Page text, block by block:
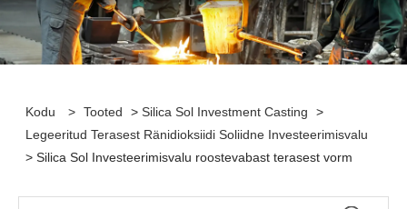
Kodu > Tooted >Silica Sol Investment Casting
>
Legeeritud Terasest Ränidioksiidi Soliidne Investeerimisvalu
> Silica Sol Investeerimisvalu roostevabast terasest vorm